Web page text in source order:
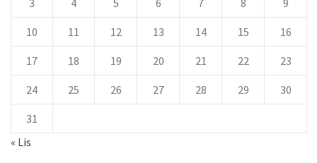
3 4 5 6 7 8 9
10 11 12 13 14 15 16
17 18 19 20 21 22 23
24 25 26 27 28 29 30
31
« Lis